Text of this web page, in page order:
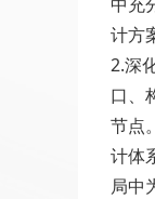
计方
2.深
口、
节点
计体
局中